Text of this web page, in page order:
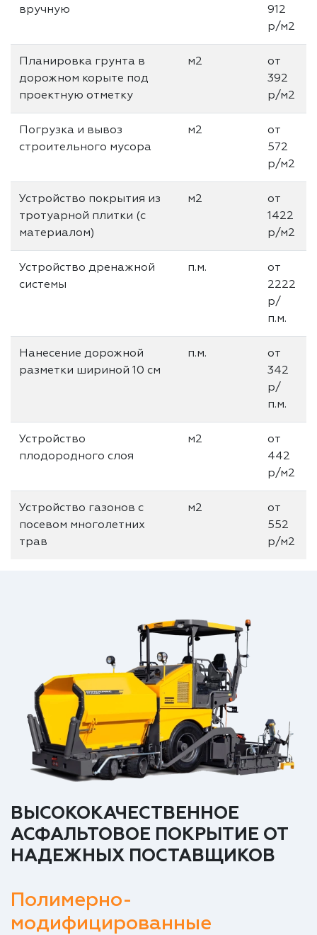
вручную
912
р/м2
Планировка грунта в
дорожном корыте под
проектную отметку
м2
от
392
р/м2
Погрузка и вывоз
строительного мусора
м2
от
572
р/м2
Устройство покрытия из
тротуарной плитки (с
материалом)
м2
от
1422
р/м2
Устройство дренажной
системы
п.м.
от
2222
р/
п.м.
Нанесение дорожной
разметки шириной 10 см
п.м.
от
342
р/
п.м.
Устройство
плодородного слоя
м2
от
442
р/м2
Устройство газонов с
посевом многолетних
трав
м2
от
552
р/м2
ВЫСОКОКАЧЕСТВЕННОЕ
АСФАЛЬТОВОЕ ПОКРЫТИЕ ОТ
НАДЕЖНЫХ ПОСТАВЩИКОВ
Полимерно-
модифицированные